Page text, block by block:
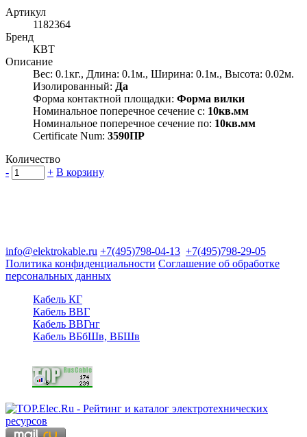
Артикул
1182364
Бренд
КВТ
Описание
Вес: 0.1кг., Длина: 0.1м., Ширина: 0.1м., Высота: 0.02м.
Изолированный: Да
Форма контактной площадки: Форма вилки
Номинальное поперечное сечение с: 10кв.мм
Номинальное поперечное сечение по: 10кв.мм
Certificate Num: 3590ПР
Количество
-
+ В корзину
info@elektrokable.ru +7(495)798-04-13 +7(495)798-29-05
Политика конфиденциальности Соглашение об обработке
персональных данных
Кабель КГ
Кабель ВВГ
Кабель ВВГнг
Кабель ВБбШв, ВБШв